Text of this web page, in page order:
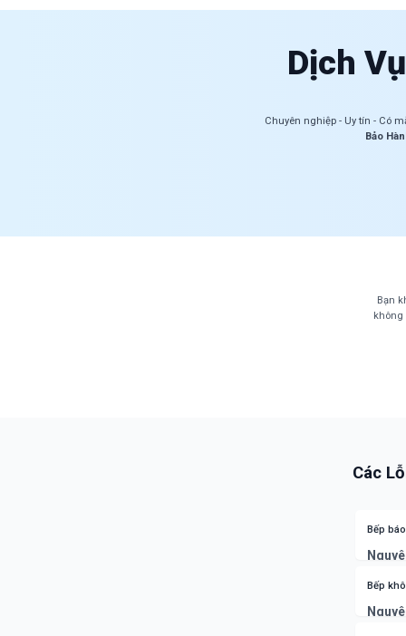
Dịch
Chuyên nghiệp - Uy tín - Có
Bảo
Bạn
không
Các
Bếp
Khắc
Bếp